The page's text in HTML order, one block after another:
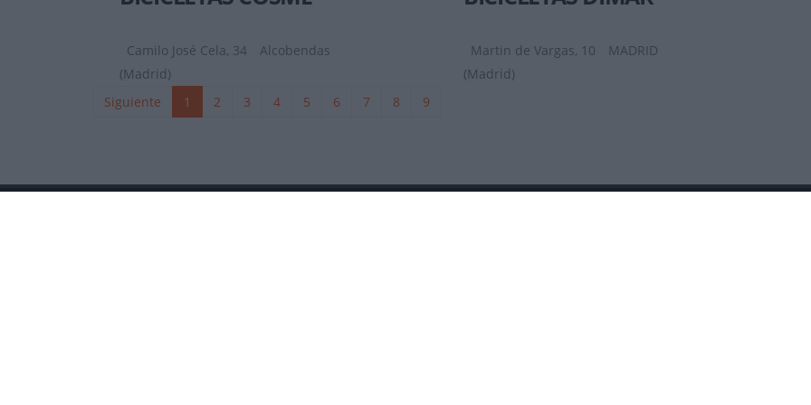
Camilo José Cela, 34
Alcobendas
(Madrid)
Martin de Vargas, 10
MADRID
(Madrid)
Siguiente
1 2 3 4 5 6 7 8 9